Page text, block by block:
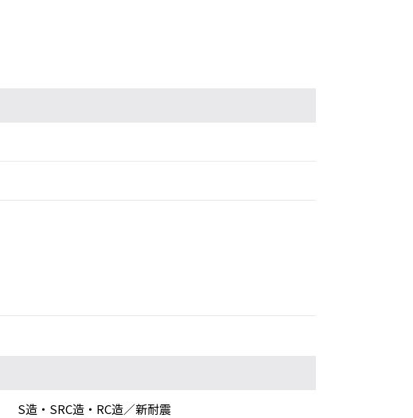
S造・SRC造・RC造／新耐震